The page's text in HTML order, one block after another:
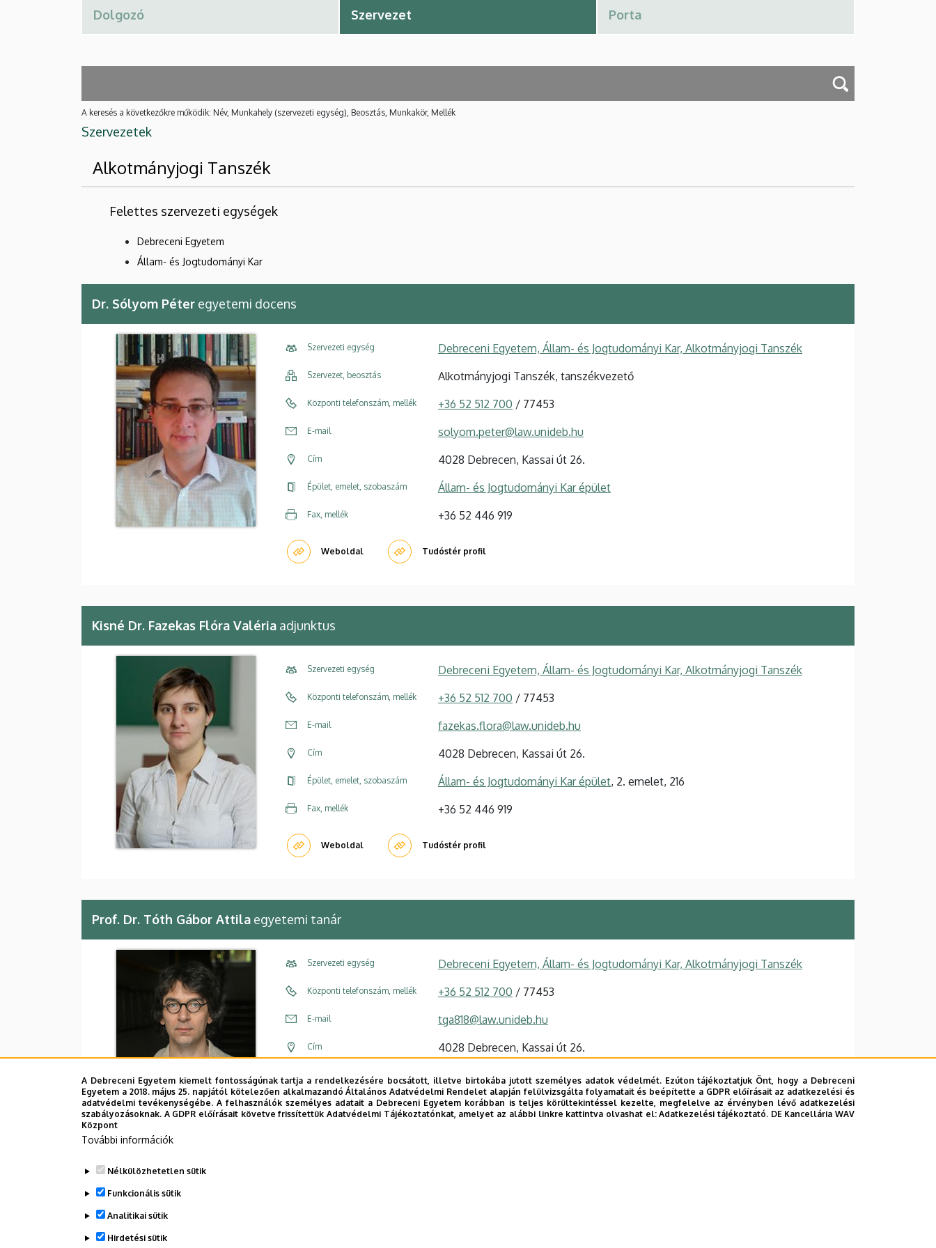
A keresés a következőkre működik: Név, Munkahely (szervezeti egység), Beosztás, Munkakör, Mellék
Szervezetek
Alkotmányjogi Tanszék
Felettes szervezeti egységek
Debreceni Egyetem
Állam- és Jogtudományi Kar
Dr. Sólyom Péter egyetemi docens
Szervezeti egység Debreceni Egyetem, Állam- és Jogtudományi Kar, Alkotmányjogi Tanszék
Szervezet, beosztás Alkotmányjogi Tanszék, tanszékvezető
Központi telefonszám, mellék +36 52 512 700 / 77453
E-mail solyom.peter@law.unideb.hu
Cím 4028 Debrecen, Kassai út 26.
Épület, emelet, szobaszám Állam- és Jogtudományi Kar épület
Fax, mellék +36 52 446 919
Weboldal Tudóstér profil
Kisné Dr. Fazekas Flóra Valéria adjunktus
Szervezeti egység Debreceni Egyetem, Állam- és Jogtudományi Kar, Alkotmányjogi Tanszék
Központi telefonszám, mellék +36 52 512 700 / 77453
E-mail fazekas.flora@law.unideb.hu
Cím 4028 Debrecen, Kassai út 26.
Épület, emelet, szobaszám Állam- és Jogtudományi Kar épület, 2. emelet, 216
Fax, mellék +36 52 446 919
Weboldal Tudóstér profil
Prof. Dr. Tóth Gábor Attila egyetemi tanár
Szervezeti egység Debreceni Egyetem, Állam- és Jogtudományi Kar, Alkotmányjogi Tanszék
Központi telefonszám, mellék +36 52 512 700 / 77453
E-mail tga818@law.unideb.hu
Cím 4028 Debrecen, Kassai út 26.
Épület, emelet, szobaszám Állam- és Jogtudományi Kar épület, 2. emelet, 217
Fax, mellék +36 52 446 919
Dolgozói adatmódosítás igénylése a DE telefonkönyvében
A Debreceni Egyetem kiemelt fontosságúnak tartja a rendelkezésére bocsátott, illetve birtokába jutott személyes adatok védelmét. Ezúton tájékoztatjuk Önt, hogy a Debreceni
Egyetem a 2018. május 25. napjától kötelezően alkalmazandó Általános Adatvédelmi Rendelet alapján felülvizsgálta folyamatait és beépítette a GDPR előírásait az adatkezelési és
adatvédelmi tevékenységébe. A felhasználók személyes adatait a Debreceni Egyetem korábban is teljes körültekintéssel kezelte, megfelelve az érvényben lévő adatkezelési
szabályozásoknak. A GDPR előírásait követve frissítettük Adatvédelmi Tájékoztatónkat, amelyet az alábbi linkre kattintva olvashat el:Adatkezelési tájékoztató. DE Kancellária WAV
Központ
További információk
Nélkülözhetetlen sütik
Funkcionális sütik
Analitikai sütik
Hirdetési sütik